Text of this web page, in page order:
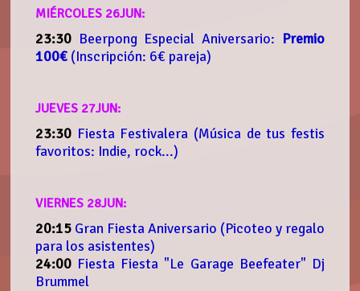
MIÉRCOLES 26JUN:
23:30 Beerpong Especial Aniversario: Premio
100€(Inscripción: 6€ pareja)
JUEVES 27JUN:
23:30Fiesta Festivalera (Música de tus festis
favoritos: Indie, rock...)
VIERNES 28JUN:
20:15 Gran Fiesta Aniversario (Picoteo y regalo
para los asistentes)
24:00 Fiesta Fiesta "Le Garage Beefeater" Dj
Brummel